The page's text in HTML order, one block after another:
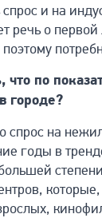
и на
речь о
что по
городе?
спрос на
годы в